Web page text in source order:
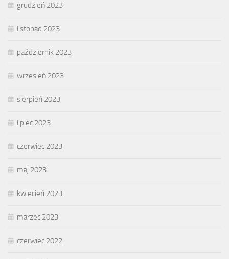
grudzień 2023
listopad 2023
październik 2023
wrzesień 2023
sierpień 2023
lipiec 2023
czerwiec 2023
maj 2023
kwiecień 2023
marzec 2023
czerwiec 2022